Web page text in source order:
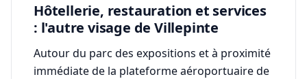
Hôtellerie, restauration et services
: l'autre visage de Villepinte
Autour du parc des expositions et à proximité
immédiate de la plateforme aéroportuaire de